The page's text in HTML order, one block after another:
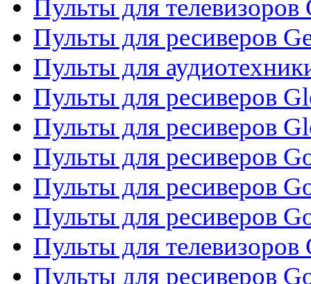
Пульты для телевизоров
Пульты для ресиверов
Пульты для
Пульты для ресиверов
Пульты для ресиверов
Пульты для ресиверов
Пульты для ресиверов
Пульты для ресиверов
Пульты для телевизоров
Пульты для ресиверов